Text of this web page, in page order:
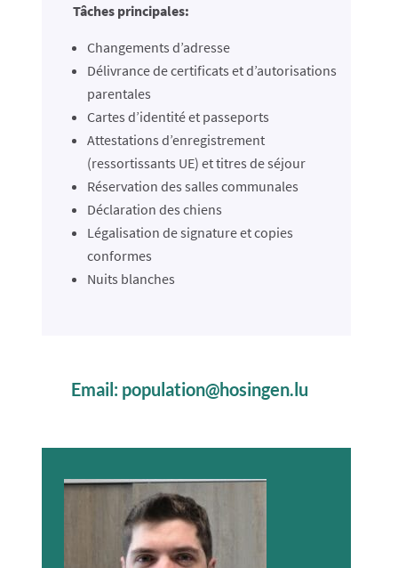
Tâches principales:
Changements d’adresse
Délivrance de certificats et d’autorisations
parentales
Cartes d’identité et passeports
Attestations d’enregistrement
(ressortissants UE) et titres de séjour
Réservation des salles communales
Déclaration des chiens
Légalisation de signature et copies
conformes
Nuits blanches
Email: population@hosingen.lu